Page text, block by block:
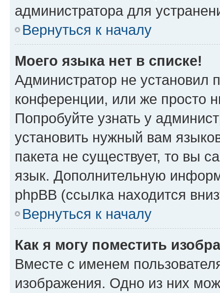
администратора для
Вернуться к началу
Моего языка нет в списке!
Администратор не установил
конференции, или же просто
Попробуйте узнать у
установить нужный вам
пакета не существует, то вы
язык. Дополнительную
phpBB (ссылка находится
Вернуться к началу
Как я могу поместить
Вместе с именем
изображения. Одно из них